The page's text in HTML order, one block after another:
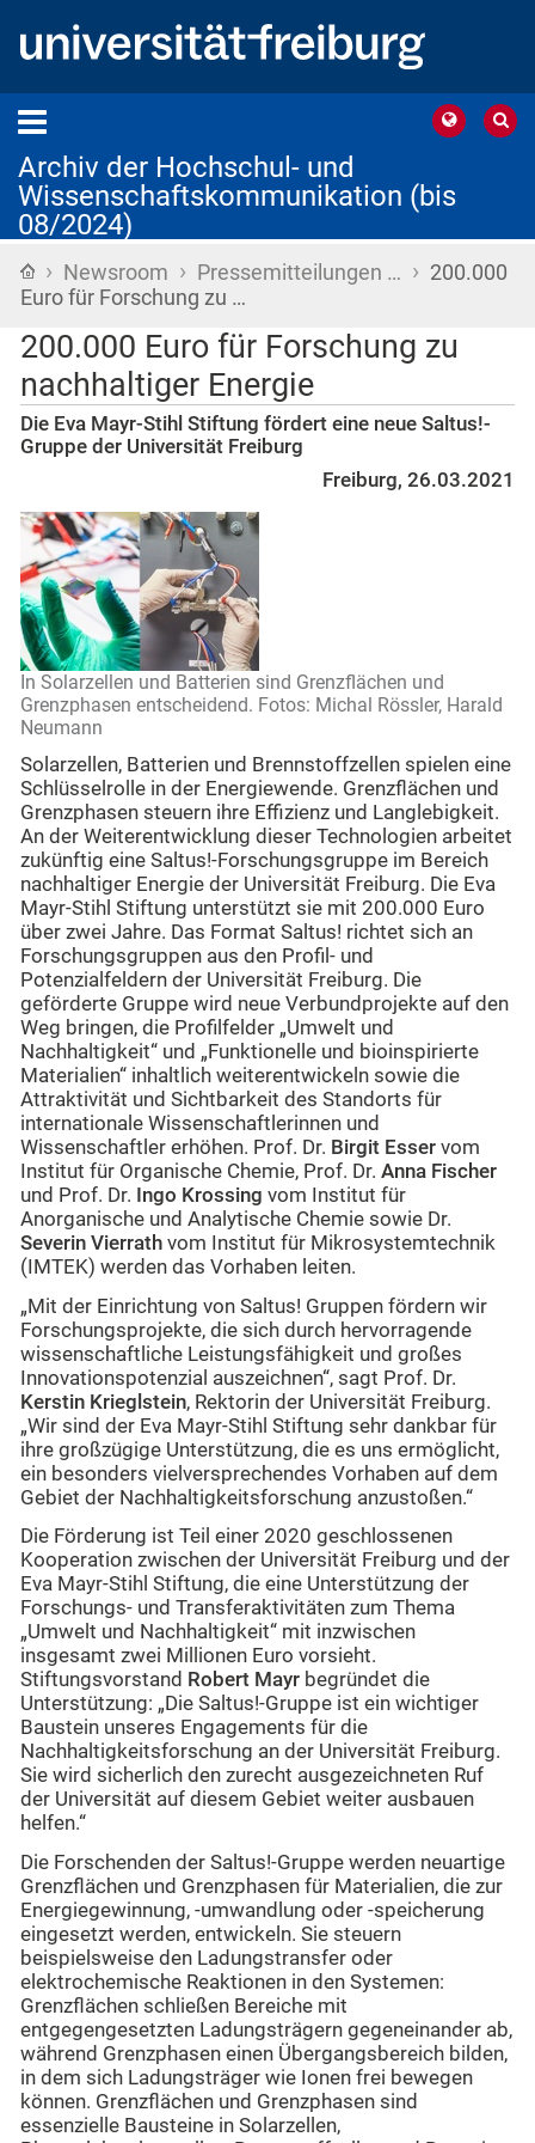
Archiv der Hochschul- und
Wissenschaftskommunikation (bis
08/2024)
Startseite
› Newsroom › Pressemitteilungen … › 200.000
Euro für Forschung zu …
200.000 Euro für Forschung zu
nachhaltiger Energie
Die Eva Mayr-Stihl Stiftung fördert eine neue Saltus!-
Gruppe der Universität Freiburg
Freiburg, 26.03.2021
In Solarzellen und Batterien sind Grenzflächen und
Grenzphasen entscheidend. Fotos: Michal Rössler, Harald
Neumann
Solarzellen, Batterien und Brennstoffzellen spielen eine
Schlüsselrolle in der Energiewende. Grenzflächen und
Grenzphasen steuern ihre Effizienz und Langlebigkeit.
An der Weiterentwicklung dieser Technologien arbeitet
zukünftig eine Saltus!-Forschungsgruppe im Bereich
nachhaltiger Energie der Universität Freiburg. Die Eva
Mayr-Stihl Stiftung unterstützt sie mit 200.000 Euro
über zwei Jahre. Das Format Saltus! richtet sich an
Forschungsgruppen aus den Profil- und
Potenzialfeldern der Universität Freiburg. Die
geförderte Gruppe wird neue Verbundprojekte auf den
Weg bringen, die Profilfelder „Umwelt und
Nachhaltigkeit“ und „Funktionelle und bioinspirierte
Materialien“ inhaltlich weiterentwickeln sowie die
Attraktivität und Sichtbarkeit des Standorts für
internationale Wissenschaftlerinnen und
Wissenschaftler erhöhen. Prof. Dr. Birgit Esser vom
Institut für Organische Chemie, Prof. Dr. Anna Fischer
und Prof. Dr. Ingo Krossing vom Institut für
Anorganische und Analytische Chemie sowie Dr.
Severin Vierrath vom Institut für Mikrosystemtechnik
(IMTEK) werden das Vorhaben leiten.
„Mit der Einrichtung von Saltus! Gruppen fördern wir
Forschungsprojekte, die sich durch hervorragende
wissenschaftliche Leistungsfähigkeit und großes
Innovationspotenzial auszeichnen“, sagt Prof. Dr.
Kerstin Krieglstein, Rektorin der Universität Freiburg.
„Wir sind der Eva Mayr-Stihl Stiftung sehr dankbar für
ihre großzügige Unterstützung, die es uns ermöglicht,
ein besonders vielversprechendes Vorhaben auf dem
Gebiet der Nachhaltigkeitsforschung anzustoßen.“
Die Förderung ist Teil einer 2020 geschlossenen
Kooperation zwischen der Universität Freiburg und der
Eva Mayr-Stihl Stiftung, die eine Unterstützung der
Forschungs- und Transferaktivitäten zum Thema
„Umwelt und Nachhaltigkeit“ mit inzwischen
insgesamt zwei Millionen Euro vorsieht.
Stiftungsvorstand Robert Mayr begründet die
Unterstützung: „Die Saltus!-Gruppe ist ein wichtiger
Baustein unseres Engagements für die
Nachhaltigkeitsforschung an der Universität Freiburg.
Sie wird sicherlich den zurecht ausgezeichneten Ruf
der Universität auf diesem Gebiet weiter ausbauen
helfen.“
Die Forschenden der Saltus!-Gruppe werden neuartige
Grenzflächen und Grenzphasen für Materialien, die zur
Energiegewinnung, -umwandlung oder -speicherung
eingesetzt werden, entwickeln. Sie steuern
beispielsweise den Ladungstransfer oder
elektrochemische Reaktionen in den Systemen:
Grenzflächen schließen Bereiche mit
entgegengesetzten Ladungsträgern gegeneinander ab,
während Grenzphasen einen Übergangsbereich bilden,
in dem sich Ladungsträger wie Ionen frei bewegen
können. Grenzflächen und Grenzphasen sind
essenzielle Bausteine in Solarzellen,